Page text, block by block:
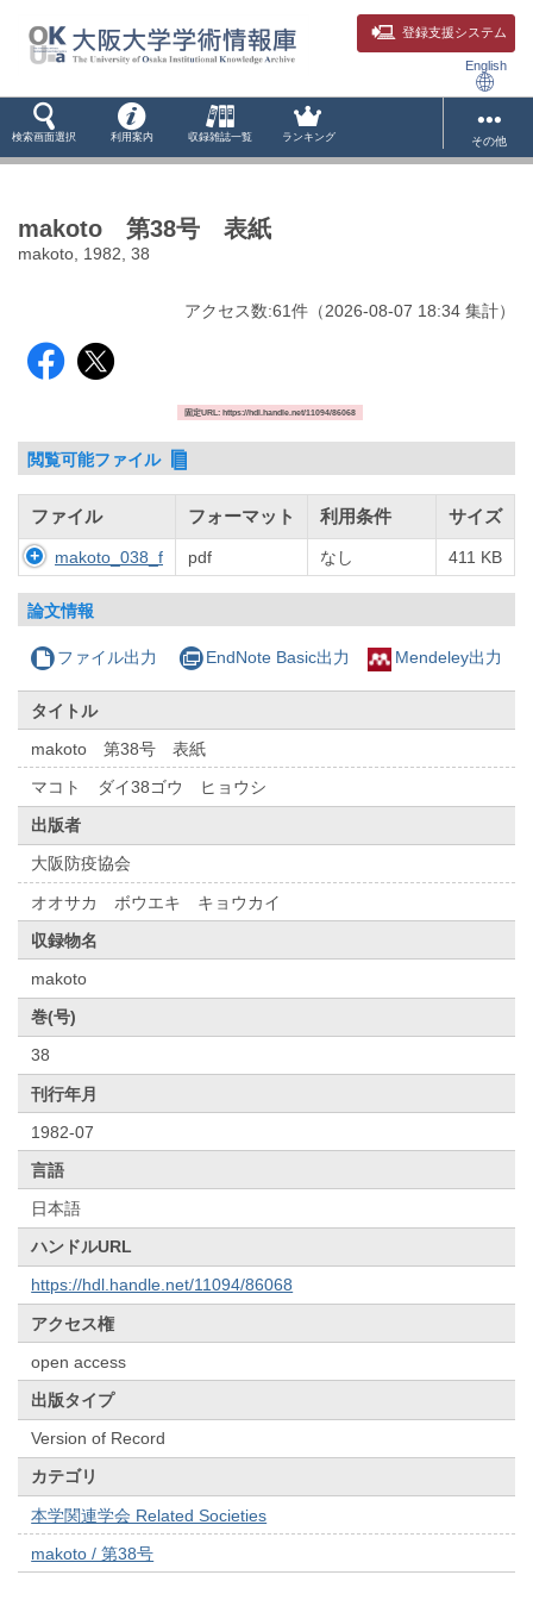
登録支援システム
English
検索画面選択 利用案内 収録雑誌一覧 ランキング その他
makoto 第38号 表紙
makoto, 1982, 38
アクセス数:61件 （2026-08-07 18:34 集計）
固定URL: https://hdl.handle.net/11094/86068
閲覧可能ファイル
ファイル フォーマット 利用条件 サイズ
makoto_038_f pdf なし 411 KB
論文情報
ファイル出力 EndNote Basic出力 Mendeley出力
タイトル
makoto 第38号 表紙
マコト ダイ38ゴウ ヒョウシ
出版者
大阪防疫協会
オオサカ ボウエキ キョウカイ
収録物名
makoto
巻(号)
38
刊行年月
1982-07
言語
日本語
ハンドルURL
https://hdl.handle.net/11094/86068
アクセス権
open access
出版タイプ
Version of Record
カテゴリ
本学関連学会 Related Societies
makoto / 第38号